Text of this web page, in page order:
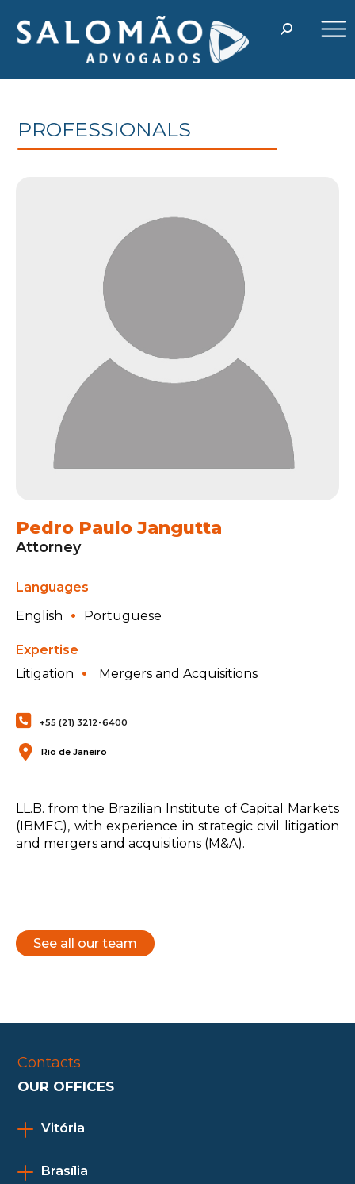
PROFESSIONALS
Pedro Paulo Jangutta
Attorney
Languages
English
Portuguese
Expertise
Litigation
Mergers and Acquisitions
+55 (21) 3212-6400
Rio de Janeiro
LL.B. from the Brazilian Institute of Capital Markets
(IBMEC), with experience in strategic civil litigation
and mergers and acquisitions (M&A).
See all our team
Contacts
OUR OFFICES
Vitória
Brasília